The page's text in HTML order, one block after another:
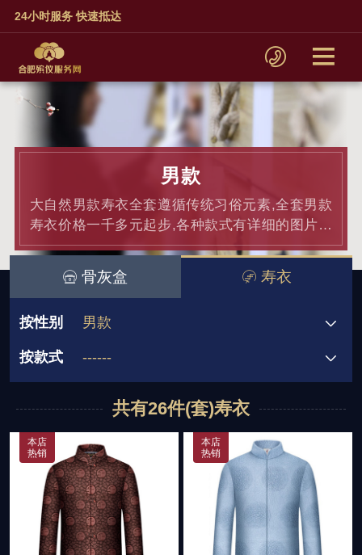
24小时服务 快速抵达
男款
大自然男款寿衣全套遵循传统习俗元素,全套男款
寿衣价格一千多元起步,各种款式有详细的图片盒
价格介绍.
骨灰盒 寿衣
按性别 男款
男款
按款式 ------
中山装
共有26件(套)寿衣
本店
热销
本店
热销